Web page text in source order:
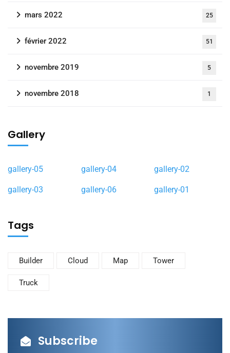
mars 2022 25
février 2022 51
novembre 2019 5
novembre 2018 1
Gallery
gallery-05 gallery-04 gallery-02
gallery-03 gallery-06 gallery-01
Tags
Builder Cloud Map Tower
Truck
Subscribe